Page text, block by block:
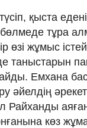
қыста
тұра
өзі жұмыс
таныстарын
Емхана
әйелдің
Райханды
көз